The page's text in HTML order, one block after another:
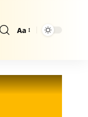
Größenänderung
Aa